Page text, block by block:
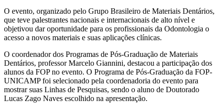
O evento, organizado pelo Grupo Brasileiro de Materiais Dentários,
que teve palestrantes nacionais e internacionais de alto nível e
objetivou dar oportunidade para os profissionais da Odontologia o
acesso a novos materiais e suas aplicações clínicas.
O coordenador dos Programas de Pós-Graduação de Materiais
Dentários, professor Marcelo Giannini, destacou a participação dos
alunos da FOP no evento. O Programa de Pós-Graduação da FOP-
UNICAMP foi selecionado pela coordenadoria do evento para
mostrar suas Linhas de Pesquisas, sendo o aluno de Doutorado
Lucas Zago Naves escolhido na apresentação.